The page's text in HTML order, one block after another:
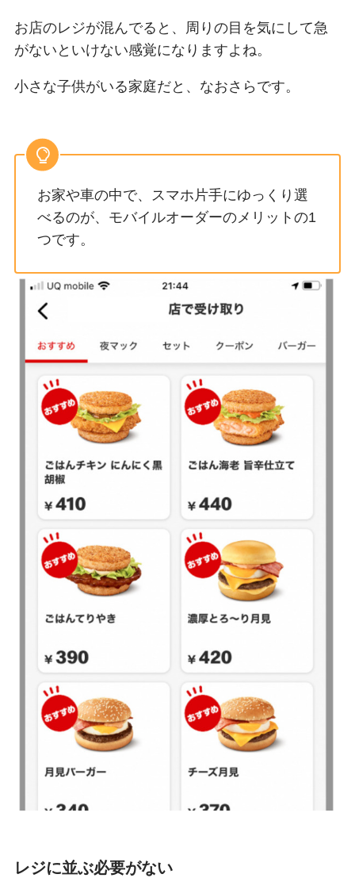
お店のレジが混んでると、周りの目を気にして急
がないといけない感覚になりますよね。
小さな子供がいる家庭だと、なおさらです。
お家や車の中で、スマホ片手にゆっくり選
べるのが、モバイルオーダーのメリットの1
つです。
レジに並ぶ必要がない